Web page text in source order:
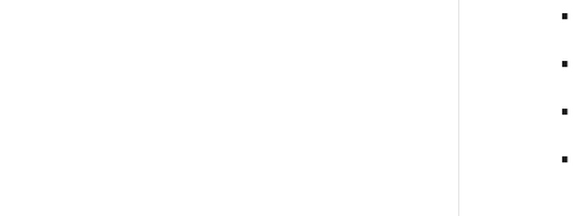
•
•
•
•